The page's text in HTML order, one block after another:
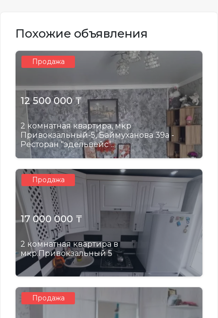
Похожие объявления
Продажа
12 500 000 ₸
2 комнатная квартира, мкр
Привокзальный-5, Баймуханова 39а -
Ресторан "эдельвейс"..
Продажа
17 000 000 ₸
2 комнатная квартира в
мкр.Привокзальный 5
Продажа